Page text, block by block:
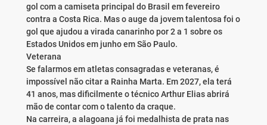
gol com a camiseta principal do Brasil em fevereiro
contra a Costa Rica. Mas o auge da jovem talentosa foi o
gol que ajudou a virada canarinho por 2 a 1 sobre os
Estados Unidos em junho em São Paulo.
Veterana
Se falarmos em atletas consagradas e veteranas, é
impossível não citar a Rainha Marta. Em 2027, ela terá
41 anos, mas dificilmente o técnico Arthur Elias abrirá
mão de contar com o talento da craque.
Na carreira, a alagoana já foi medalhista de prata nas